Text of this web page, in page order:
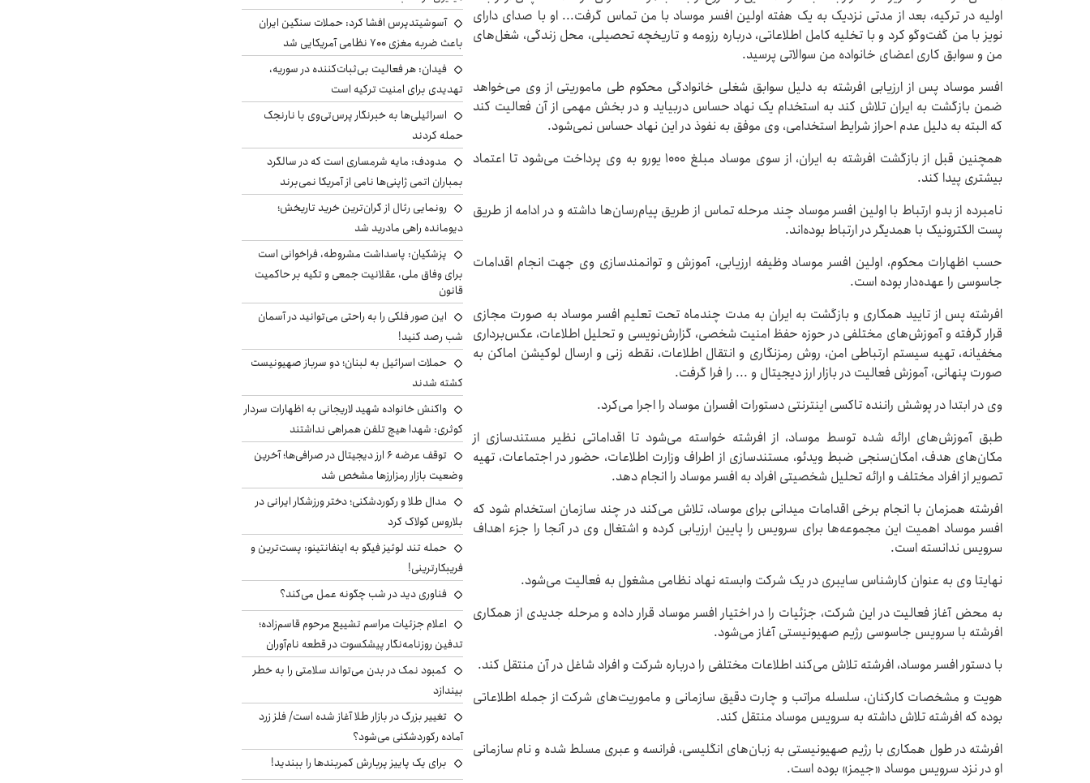
اولیه در ترکیه، بعد از مدتی نزدیک به یک هفته اولین افسر موساد با من تماس گرفت... او با صدای دارای
نویز با من گفت‌وگو کرد و با تخلیه کامل اطلاعاتی، درباره رزومه و تاریخچه تحصیلی، محل زندگی، شغل‌های
من و سوابق کاری اعضای خانواده من سوالاتی پرسید.
افسر موساد پس از ارزیابی افرشته به دلیل سوابق شغلی خانوادگی محکوم طی ماموریتی از وی می‌خواهد
ضمن بازگشت به ایران تلاش کند به استخدام یک نهاد حساس دربیاید و در بخش مهمی از آن فعالیت کند
که البته به دلیل عدم احراز شرایط استخدامی، وی موفق به نفوذ در این نهاد حساس نمی‌شود.
همچنین قبل از بازگشت افرشته به ایران، از سوی موساد مبلغ ۱۰۰۰ یورو به وی پرداخت می‌شود تا اعتماد
بیشتری پیدا کند.
نامبرده از بدو ارتباط با اولین افسر موساد چند مرحله تماس از طریق پیام‌رسان‌ها داشته و در ادامه از طریق
پست الکترونیک با همدیگر در ارتباط بوده‌اند.
حسب اظهارات محکوم، اولین افسر موساد وظیفه ارزیابی، آموزش و توانمندسازی وی جهت انجام اقدامات
جاسوسی را عهده‌دار بوده است.
افرشته پس از تایید همکاری و بازگشت به ایران به مدت چندماه تحت تعلیم افسر موساد به صورت مجازی
قرار گرفته و آموزش‌های مختلفی در حوزه حفظ امنیت شخصی، گزارش‌نویسی و تحلیل اطلاعات، عکس‌برداری
مخفیانه، تهیه سیستم ارتباطی امن، روش رمزنگاری و انتقال اطلاعات، نقطه زنی و ارسال لوکیشن اماکن به
صورت پنهانی، آموزش فعالیت در بازار ارز دیجیتال و ... را فرا گرفت.
وی در ابتدا در پوشش راننده تاکسی اینترنتی دستورات افسران موساد را اجرا می‌کرد.
طبق آموزش‌های ارائه شده توسط موساد، از افرشته خواسته می‌شود تا اقداماتی نظیر مستندسازی از
مکان‌های هدف، امکان‌سنجی ضبط ویدئو، مستندسازی از اطراف وزارت اطلاعات، حضور در اجتماعات، تهیه
تصویر از افراد مختلف و ارائه تحلیل شخصیتی افراد به افسر موساد را انجام دهد.
افرشته همزمان با انجام برخی اقدامات میدانی برای موساد، تلاش می‌کند در چند سازمان استخدام شود که
افسر موساد اهمیت این مجموعه‌ها برای سرویس را پایین ارزیابی کرده و اشتغال وی در آنجا را جزء اهداف
سرویس ندانسته است.
نهایتا وی به عنوان کارشناس سایبری در یک شرکت وابسته نهاد نظامی مشغول به فعالیت می‌شود.
به محض آغاز فعالیت در این شرکت، جزئیات را در اختیار افسر موساد قرار داده و مرحله جدیدی از همکاری
افرشته با سرویس جاسوسی رژیم صهیونیستی آغاز می‌شود.
با دستور افسر موساد، افرشته تلاش می‌کند اطلاعات مختلفی را درباره شرکت و افراد شاغل در آن منتقل کند.
هویت و مشخصات کارکنان، سلسله مراتب و چارت دقیق سازمانی و ماموریت‌های شرکت از جمله اطلاعاتی
بوده که افرشته تلاش داشته به سرویس موساد منتقل کند.
افرشته در طول همکاری با رژیم صهیونیستی به زبان‌های انگلیسی، فرانسه و عبری مسلط شده و نام سازمانی
او در نزد سرویس موساد «جیمز» بوده است.
آسوشیتدپرس افشا کرد: حملات سنگین ایران
باعث ضربه مغزی ۷۰۰ نظامی آمریکایی شد
فیدان: هر فعالیت بی‌ثبات‌کننده در سوریه،
تهدیدی برای امنیت ترکیه است
اسرائیلی‌ها به خبرنگار پرس‌تی‌وی با نارنجک
حمله کردند
مدودف: مایه شرمساری است که در سالگرد
بمباران اتمی ژاپنی‌ها نامی از آمریکا نمی‌برند
رونمایی رئال از گران‌ترین خرید تاریخش؛
دیومانده راهی مادرید شد
پزشکیان: پاسداشت مشروطه، فراخوانی است
برای وفاق ملی، عقلانیت جمعی و تکیه بر حاکمیت
قانون
این صور فلکی را به راحتی می‌توانید در آسمان
شب رصد کنید!
حملات اسرائیل به لبنان؛ دو سرباز صهیونیست
کشته شدند
واکنش خانواده شهید لاریجانی به اظهارات سردار
کوثری: شهدا هیچ تلفن همراهی نداشتند
توقف عرضه ۶ ارز دیجیتال در صرافی‌ها؛ آخرین
وضعیت بازار رمزارزها مشخص شد
مدال طلا و رکوردشکنی؛ دختر ورزشکار ایرانی در
بلاروس کولاک کرد
حمله تند لوئیز فیگو به اینفانتینو: پست‌ترین و
فریبکارترینی!
فناوری دید در شب چگونه عمل می‌کند؟
اعلام جزئیات مراسم تشییع مرحوم قاسم‌زاده؛
تدفین روزنامه‌نگار پیشکسوت در قطعه نام‌آوران
کمبود نمک در بدن می‌تواند سلامتی را به خطر
بیندازد
تغییر بزرگ در بازار طلا آغاز شده است/ فلز زرد
آماده رکوردشکنی می‌شود؟
برای یک پاییز پربارش کمربندها را ببندید!